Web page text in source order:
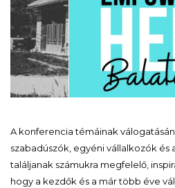
A konferenciatémáinak
szabadúszók, egyéni vállalkozók és
találjanak számukra megfelelő,
hogy a kezdők és a már több éve